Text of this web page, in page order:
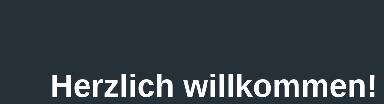
Herzlich willkommen!